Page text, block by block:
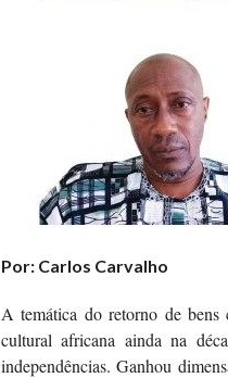
Por: Carlos Carvalho
A temática do retorno de
cultural africana ainda na
independências. Ganhou